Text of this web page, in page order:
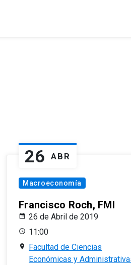
26 ABR
Macroeconomía
Francisco Roch, FMI
26 de Abril de 2019
11:00
Facultad de Ciencias
Económicas y